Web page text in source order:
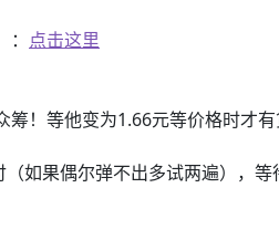
： 点击这里
！等他变为1.66元等价格时才有
如果偶尔弹不出多试两遍），